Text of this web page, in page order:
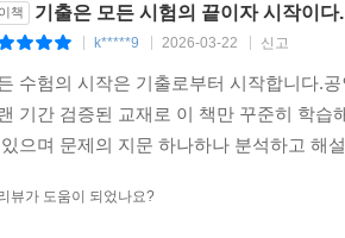
책 기출은 모든 시험의 끝이자 시작이
k*****9 2026-03-22 신고
수험의 시작은 기출로부터 시작합니다.
기간 검증된 교재로 이 책만 꾸준히 학
있으며 문제의 지문 하나하나 분석하고 해
뷰가 도움이 되었나요?